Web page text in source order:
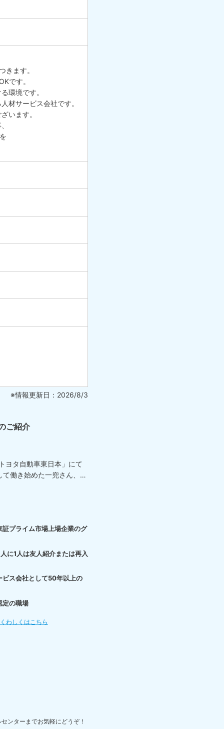
きます。
です。
環境です。
材サービス会社です。
います。
※情報更新日：2026/8/3
ご紹介
ヨタ自動車東日本」にて
働き始めた一兜さん、
証プライム市場上場企業のグ
に1人は友人紹介または再入
ビス会社として50年以上の
定の職場
わしくはこちら
ンターまでお気軽にどうぞ！